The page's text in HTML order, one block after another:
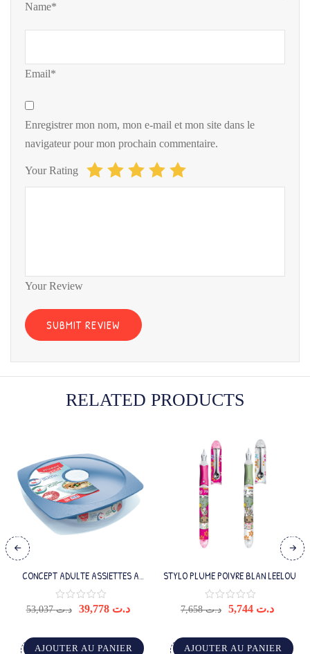
Name*
Email*
Enregistrer mon nom, mon e-mail et mon site dans le
navigateur pour mon prochain commentaire.
Your Rating
Your Review
RELATED PRODUCTS
CONCEPT ADULTE ASSIETTES A
DEJEUNER BLEU
د.ت53,037 د.ت 39,778
AJOUTER AU PANIER
STYLO PLUME POIVRE BLAN LEELOU
د.ت7,658 د.ت
AJOUTER AU PANIER